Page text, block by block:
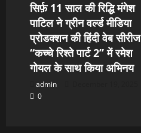
सिर्फ़ 11 साल की रिद्धि मंगेश
पाटिल ने ग्रीन वर्ल्ड मीडिया
प्रोडक्शन की हिंदी वेब सीरीज
“कच्चे रिश्ते पार्ट 2” में रमेश
गोयल के साथ किया अभिनय
admin
0